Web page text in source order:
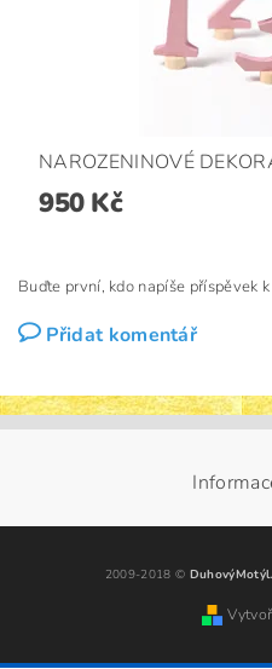
NAROZENINOVÉ
950 Kč
Buďte první, kdo napíše příspěvek
Přidat komentář
2009-2018 ©